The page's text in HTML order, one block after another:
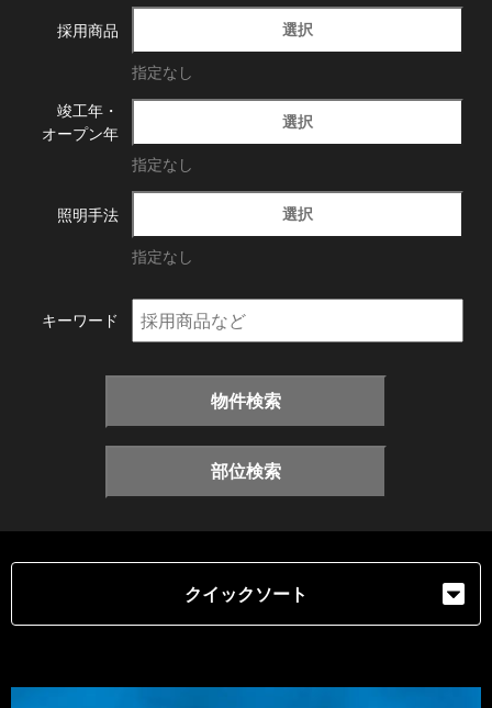
採用商品 選択
指定なし
竣工年・
オープン年
選択
指定なし
照明手法 選択
指定なし
キーワード
物件検索
部位検索
クイックソート